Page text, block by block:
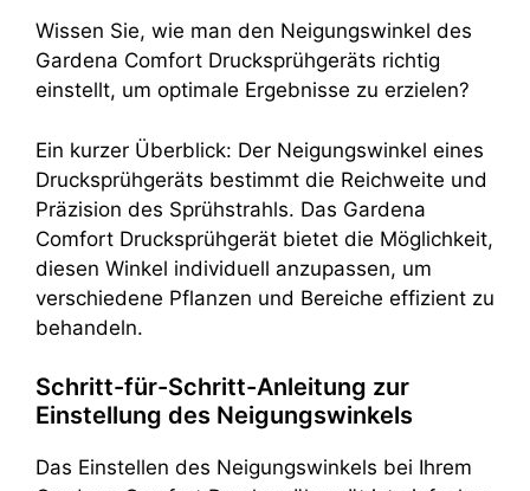
Wissen Sie, wie man den Neigungswinkel des
Gardena Comfort Drucksprühgeräts richtig
einstellt, um optimale Ergebnisse zu erzielen?
Ein kurzer Überblick: Der Neigungswinkel eines
Drucksprühgeräts bestimmt die Reichweite und
Präzision des Sprühstrahls. Das Gardena
Comfort Drucksprühgerät bietet die Möglichkeit,
diesen Winkel individuell anzupassen, um
verschiedene Pflanzen und Bereiche effizient zu
behandeln.
Schritt-für-Schritt-Anleitung zur
Einstellung des Neigungswinkels
Das Einstellen des Neigungswinkels bei Ihrem